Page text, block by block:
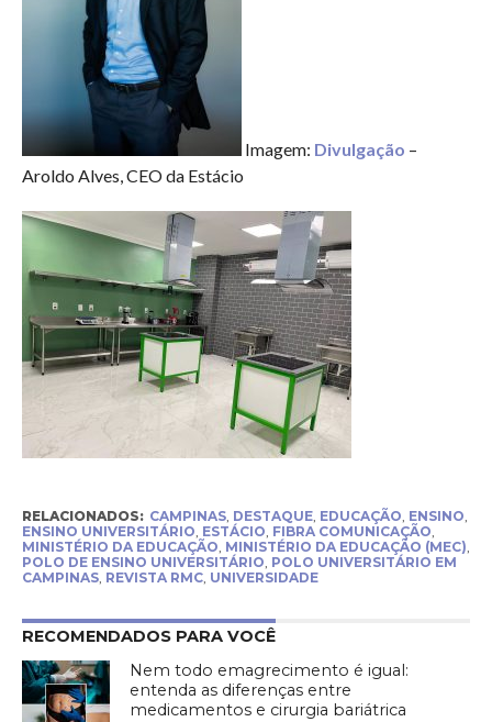
Imagem: Divulgação –
Aroldo Alves, CEO da Estácio
RELACIONADOS: CAMPINAS, DESTAQUE, EDUCAÇÃO, ENSINO,
ENSINO UNIVERSITÁRIO, ESTÁCIO, FIBRA COMUNICAÇÃO,
MINISTÉRIO DA EDUCAÇÃO, MINISTÉRIO DA EDUCAÇÃO (MEC),
POLO DE ENSINO UNIVERSITÁRIO, POLO UNIVERSITÁRIO EM
CAMPINAS, REVISTA RMC, UNIVERSIDADE
RECOMENDADOS PARA VOCÊ
Nem todo emagrecimento é igual:
entenda as diferenças entre
medicamentos e cirurgia bariátrica